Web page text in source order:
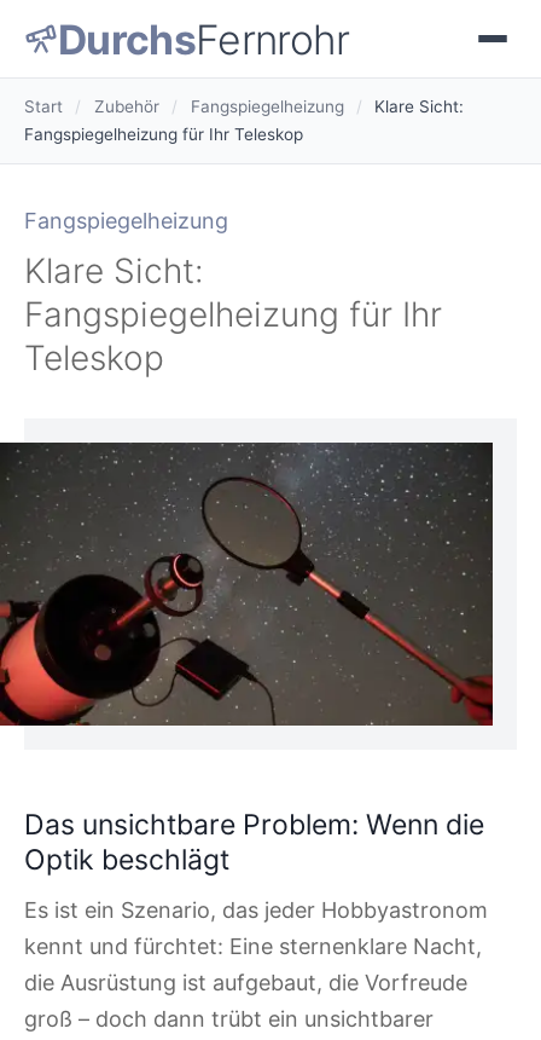
DurchsFernrohr
Start / Zubehör / Fangspiegelheizung /
Klare Sicht:
Fangspiegelheizung für Ihr Teleskop
Fangspiegelheizung
Klare Sicht:
Fangspiegelheizung für Ihr
Teleskop
Das unsichtbare Problem: Wenn die
Optik beschlägt
Es ist ein Szenario, das jeder Hobbyastronom
kennt und fürchtet: Eine sternenklare Nacht,
die Ausrüstung ist aufgebaut, die Vorfreude
groß – doch dann trübt ein unsichtbarer